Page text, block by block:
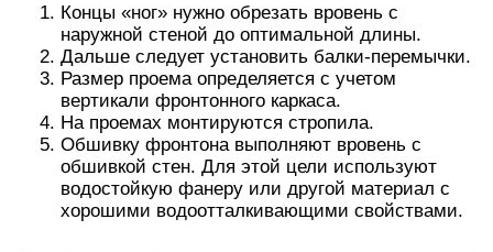
Концы «ног» нужно обрезать вровень с
наружной стеной до оптимальной длины.
Дальше следует установить балки-перемычки.
Размер проема определяется с учетом
вертикали фронтонного каркаса.
На проемах монтируются стропила.
Обшивку фронтона выполняют вровень с
обшивкой стен. Для этой цели используют
водостойкую фанеру или другой материал с
хорошими водоотталкивающими свойствами.